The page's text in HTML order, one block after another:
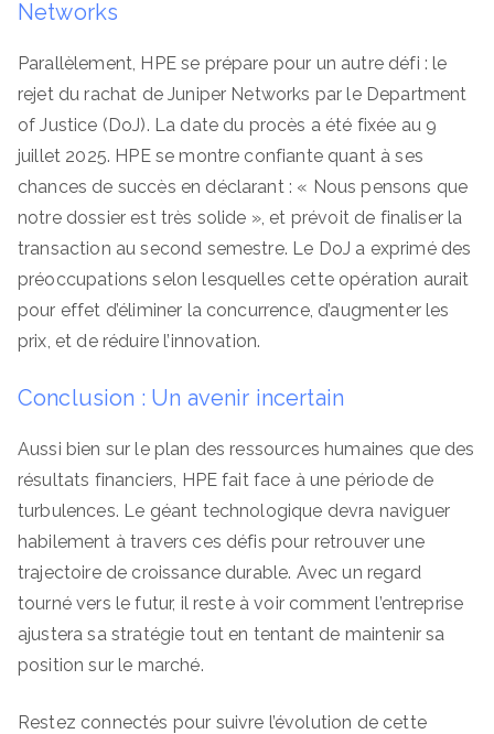
Networks
Parallèlement, HPE se prépare pour un autre défi : le
rejet du rachat de Juniper Networks par le Department
of Justice (DoJ). La date du procès a été fixée au 9
juillet 2025. HPE se montre confiante quant à ses
chances de succès en déclarant : « Nous pensons que
notre dossier est très solide », et prévoit de finaliser la
transaction au second semestre. Le DoJ a exprimé des
préoccupations selon lesquelles cette opération aurait
pour effet d’éliminer la concurrence, d’augmenter les
prix, et de réduire l’innovation.
Conclusion : Un avenir incertain
Aussi bien sur le plan des ressources humaines que des
résultats financiers, HPE fait face à une période de
turbulences. Le géant technologique devra naviguer
habilement à travers ces défis pour retrouver une
trajectoire de croissance durable. Avec un regard
tourné vers le futur, il reste à voir comment l’entreprise
ajustera sa stratégie tout en tentant de maintenir sa
position sur le marché.
Restez connectés pour suivre l’évolution de cette